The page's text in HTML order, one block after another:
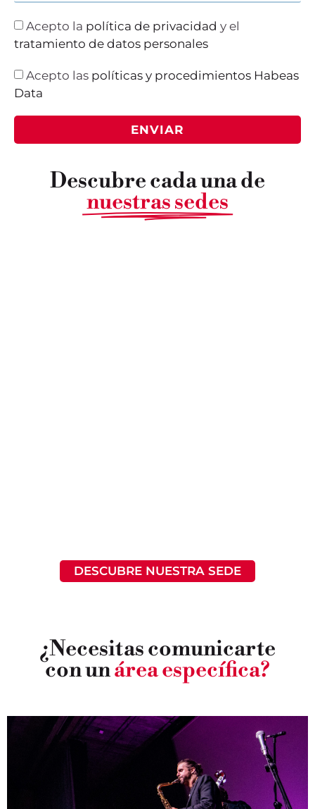
Acepto la política de privacidad y el
tratamiento de datos personales
Acepto las políticas y procedimientos Habeas
Data
ENVIAR
Descubre cada una de
nuestras sedes
DESCUBRE NUESTRA SEDE
¿Necesitas comunicarte
con unárea específica?